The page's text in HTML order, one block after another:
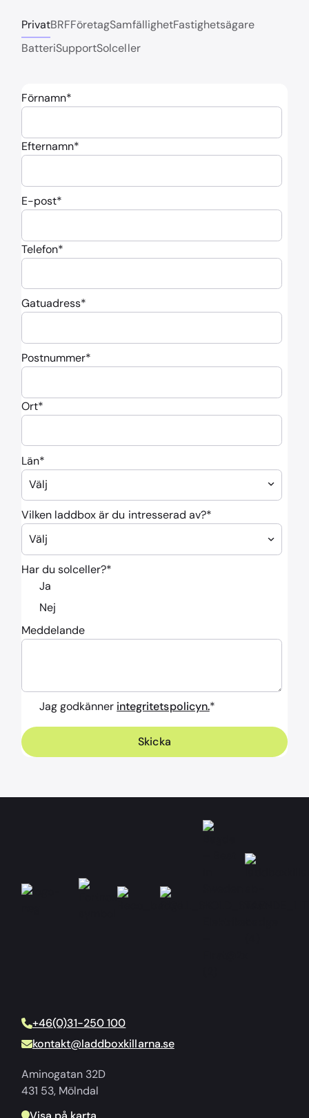
PrivatBRFFöretagSamfällighetFastighetsägare
BatteriSupportSolceller
Förnamn*
Efternamn*
E-post*
Telefon*
Gatuadress*
Postnummer*
Ort*
Län*
Vilken laddbox är du intresserad av?*
Har du solceller?*
Ja
Nej
Meddelande
Jag godkänner integritetspolicyn.*
+46(0)31-250 100
kontakt@laddboxkillarna.se
Aminogatan 32D
431 53, Mölndal